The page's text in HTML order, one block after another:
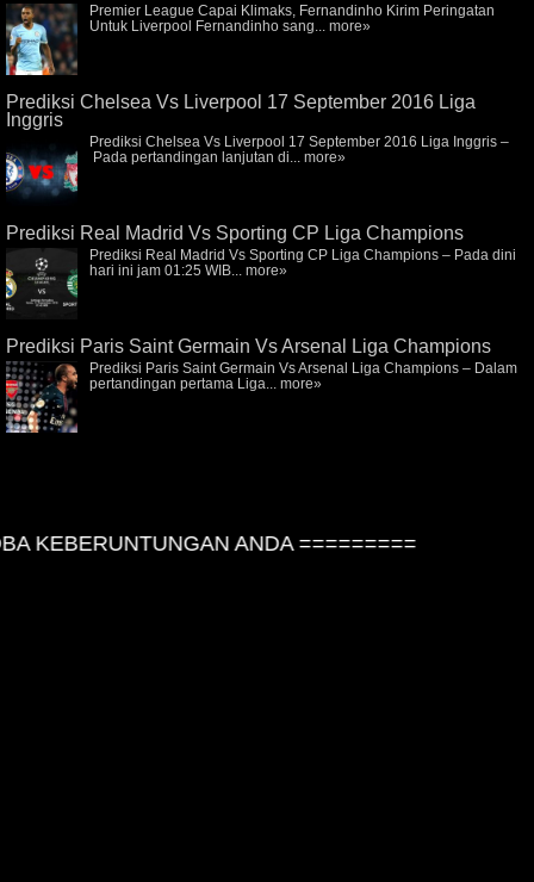
Premier League Capai Klimaks, Fernandinho Kirim Peringatan
Untuk Liverpool Fernandinho sang... more»
Prediksi Chelsea Vs Liverpool 17 September 2016 Liga
Inggris
Prediksi Chelsea Vs Liverpool 17 September 2016 Liga Inggris –
Pada pertandingan lanjutan di... more»
Prediksi Real Madrid Vs Sporting CP Liga Champions
Prediksi Real Madrid Vs Sporting CP Liga Champions – Pada dini
hari ini jam 01:25 WIB... more»
Prediksi Paris Saint Germain Vs Arsenal Liga Champions
Prediksi Paris Saint Germain Vs Arsenal Liga Champions – Dalam
pertandingan pertama Liga... more»
KEBERUNTUNGAN ANDA =========